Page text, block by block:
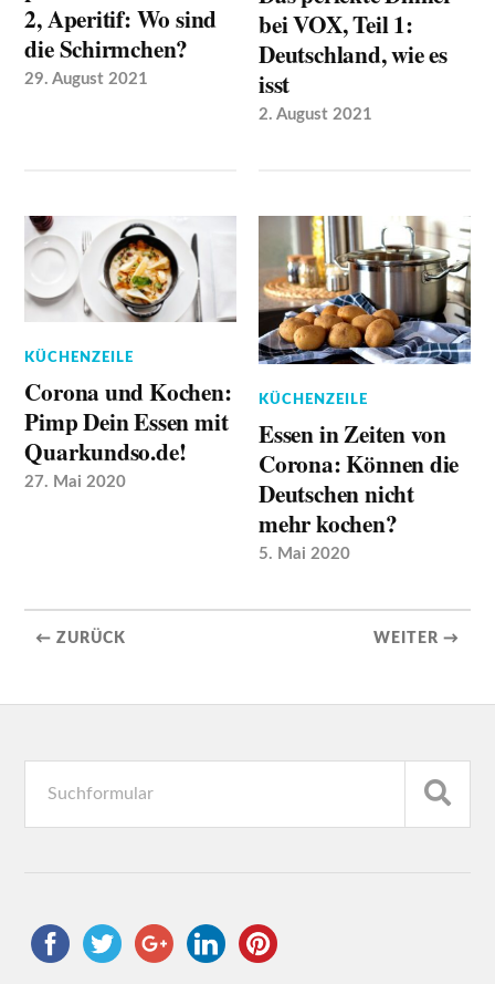
2, Aperitif: Wo sind
die Schirmchen?
29. August 2021
bei VOX, Teil 1:
Deutschland, wie es
isst
2. August 2021
KÜCHENZEILE
Corona und Kochen:
Pimp Dein Essen mit
Quarkundso.de!
27. Mai 2020
KÜCHENZEILE
Essen in Zeiten von
Corona: Können die
Deutschen nicht
mehr kochen?
5. Mai 2020
← ZURÜCK WEITER →